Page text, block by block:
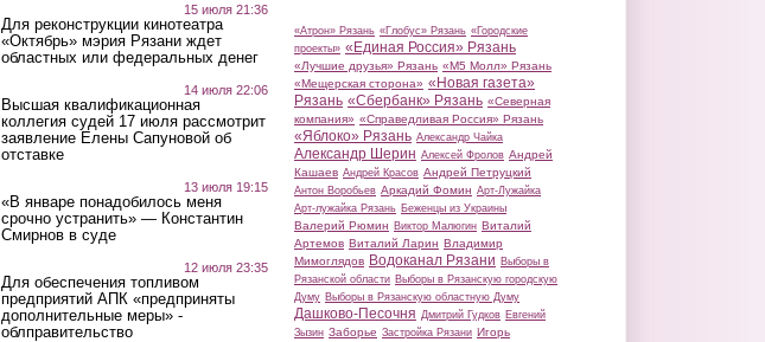
15 июля 21:36
Для реконструкции кинотеатра
«Октябрь» мэрия Рязани ждет
областных или федеральных денег
14 июля 22:06
Высшая квалификационная
коллегия судей 17 июля рассмотрит
заявление Елены Сапуновой об
отставке
13 июля 19:15
«В январе понадобилось меня
срочно устранить» — Константин
Смирнов в суде
12 июля 23:35
Для обеспечения топливом
предприятий АПК «предприняты
дополнительные меры» -
облправительство
«Атрон» Рязань «Глобус» Рязань «Городские
проекты» «Единая Россия» Рязань
«Лучшие друзья» Рязань «М5 Молл» Рязань
«Мещерская сторона» «Новая газета»
Рязань «Сбербанк» Рязань «Северная
компания» «Справедливая Россия» Рязань
«Яблоко» Рязань Александр Чайка
Александр Шерин Алексей Фролов Андрей
Кашаев Андрей Красов Андрей Петруцкий
Антон Воробьев Аркадий Фомин Арт-Лужайка
Арт-лужайка Рязань Беженцы из Украины
Валерий Рюмин Виктор Малюгин Виталий
Артемов Виталий Ларин Владимир
Мимоглядов Водоканал Рязани Выборы в
Рязанской области Выборы в Рязанскую городскую
Думу Выборы в Рязанскую областную Думу
Дашково-Песочня Дмитрий Гудков Евгений
Зызин Заборье Застройка Рязани Игорь